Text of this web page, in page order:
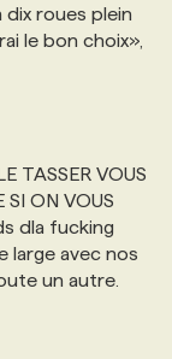
roues plein
le bon choix»,
TASSER VOUS
SI ON VOUS
dla fucking
large avec nos
un autre.